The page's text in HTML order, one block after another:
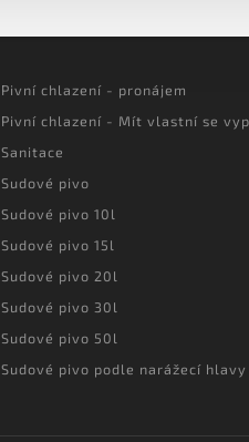
Pivní chlazení - pronájem
Pivní chlazení - Mít vlastní se
Sanitace
Sudové pivo
Sudové pivo 10l
Sudové pivo 15l
Sudové pivo 20l
Sudové pivo 30l
Sudové pivo 50l
Sudové pivo podle narážecí hlavy